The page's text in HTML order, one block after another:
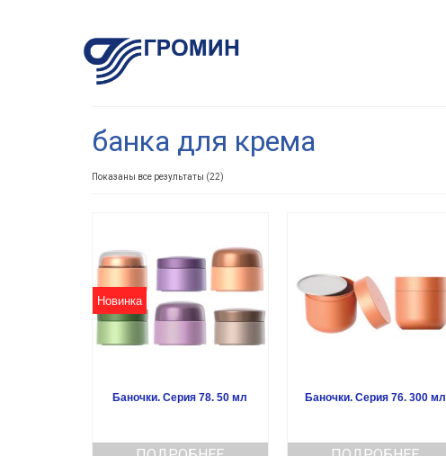
банка для крема
Показаны все результаты (22)
Новинка
Баночки. Серия 78. 50 мл Баночки. Серия 76. 300 мл